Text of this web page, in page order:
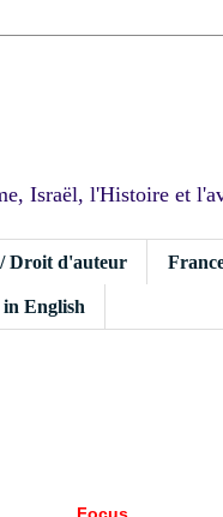
Israël, l'Histoire et
Droit d'auteur
English